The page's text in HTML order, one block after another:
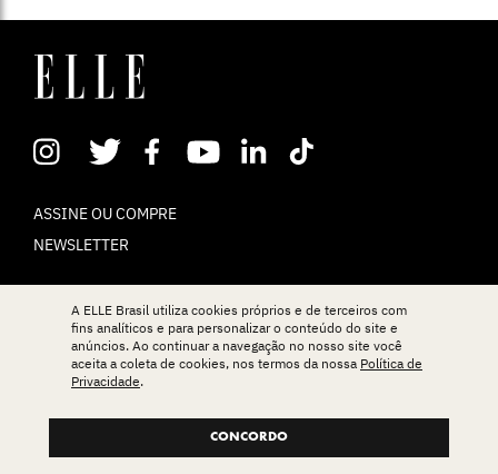
ASSINE OU COMPRE
NEWSLETTER
CONTATO
EXPEDIENTE
A ELLE Brasil utiliza cookies próprios e de terceiros com
fins analíticos e para personalizar o conteúdo do site e
anúncios. Ao continuar a navegação no nosso site você
aceita a coleta de cookies, nos termos da nossa Política de
Privacidade.
CONCORDO